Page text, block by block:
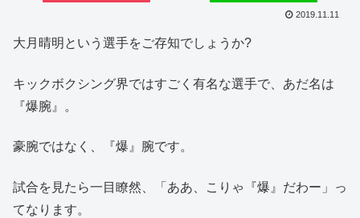
2019.11.11
大月晴明という選手をご存知でしょうか?
キックボクシング界ではすごく有名な選手で、あだ名は
『爆腕』。
豪腕ではなく、『爆』腕です。
試合を見たら一目瞭然、「ああ、こりゃ『爆』だわー」っ
てなります。